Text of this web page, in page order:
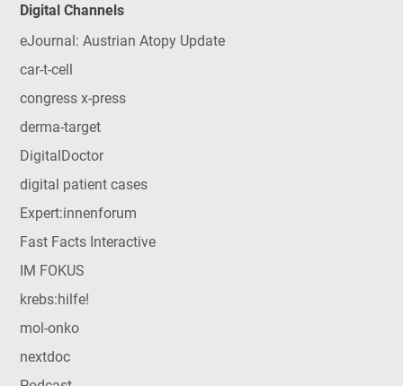
Digital Channels
eJournal: Austrian Atopy Update
car-t-cell
congress x-press
derma-target
DigitalDoctor
digital patient cases
Expert:innenforum
Fast Facts Interactive
IM FOKUS
krebs:hilfe!
mol-onko
nextdoc